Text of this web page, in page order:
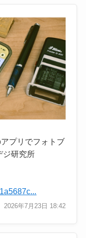
プリでフォトブ
ジ研究所
2026年7月23日 18:42